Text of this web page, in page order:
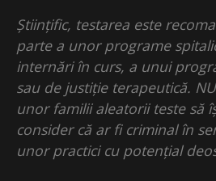
Științific, testarea este
parte a unor programe
internări în curs, a unui
sau de justiție terapeutică.
unor familii aleatorii teste să
consider că ar fi criminal în
unor practici cu potențial